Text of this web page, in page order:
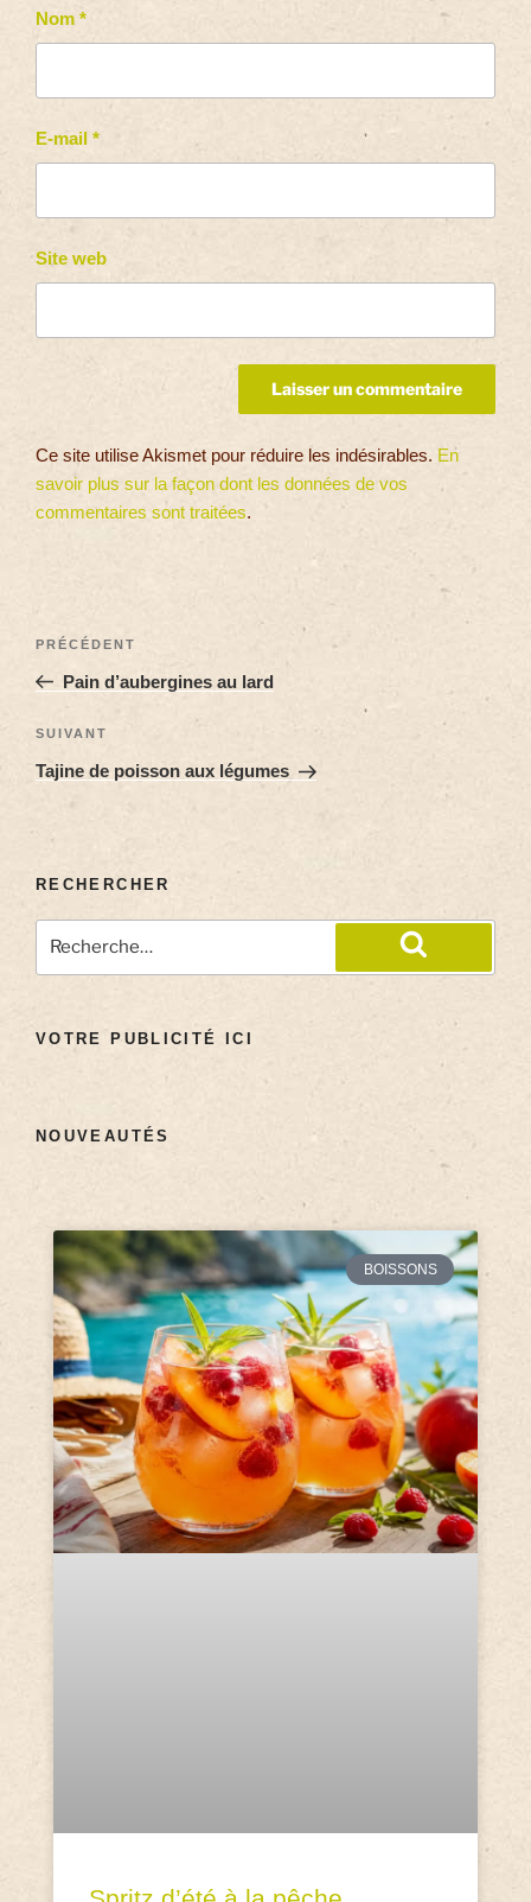
Nom *
E-mail *
Site web
Ce site utilise Akismet pour réduire les indésirables. En
savoir plus sur la façon dont les données de vos
commentaires sont traitées.
PRÉCÉDENT
Pain d’aubergines au lard
SUIVANT
Tajine de poisson aux légumes
RECHERCHER
VOTRE PUBLICITÉ ICI
NOUVEAUTÉS
BOISSONS